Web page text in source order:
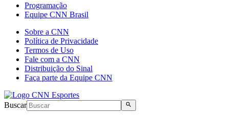
Programação
Equipe CNN Brasil
Sobre a CNN
Política de Privacidade
Termos de Uso
Fale com a CNN
Distribuição do Sinal
Faça parte da Equipe CNN
Buscar